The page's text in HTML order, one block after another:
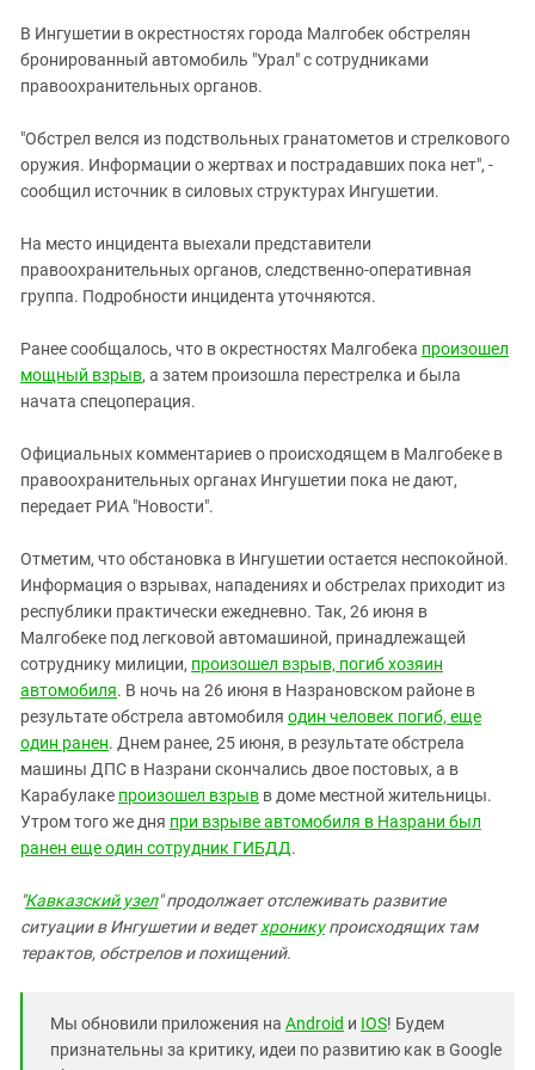
КАВКАЗ ЗА ПАЛЕСТИНУ
ИНАКОМЫСЛИЕ В ЧЕЧНЕ
ПРЕСЛЕДОВАНИЕ АКТИВИСТОВ
Ингушетия
Кабардино-Балкария
Калмыкия
Карачаево-Черкесия
Краснодарский край
Нагорный Карабах
Российская Федерация
Северная Осетия - Алания
Чечня
Южная Осетия
ЮФО
В Ингушетии в окрестностях города Малгобек обстрелян
бронированный автомобиль "Урал" с сотрудниками
правоохранительных органов.
"Обстрел велся из подствольных гранатометов и стрелкового
оружия. Информации о жертвах и пострадавших пока нет", -
сообщил источник в силовых структурах Ингушетии.
На место инцидента выехали представители
правоохранительных органов, следственно-оперативная
группа. Подробности инцидента уточняются.
Ранее сообщалось, что в окрестностях Малгобека произошел
мощный взрыв, а затем произошла перестрелка и была
начата спецоперация.
Официальных комментариев о происходящем в Малгобеке в
правоохранительных органах Ингушетии пока не дают,
передает РИА "Новости".
Отметим, что обстановка в Ингушетии остается неспокойной.
Информация о взрывах, нападениях и обстрелах приходит из
республики практически ежедневно. Так, 26 июня в
Малгобеке под легковой автомашиной, принадлежащей
сотруднику милиции, произошел взрыв, погиб хозяин
автомобиля. В ночь на 26 июня в Назрановском районе в
результате обстрела автомобиля один человек погиб, еще
один ранен. Днем ранее, 25 июня, в результате обстрела
машины ДПС в Назрани скончались двое постовых, а в
Карабулаке произошел взрыв в доме местной жительницы.
Утром того же дня при взрыве автомобиля в Назрани был
ранен еще один сотрудник ГИБДД.
"Кавказский узел" продолжает отслеживать развитие
ситуации в Ингушетии и ведетхроникупроисходящих там
терактов, обстрелов и похищений.
Мы обновили приложения на Android и IOS! Будем
признательны за критику, идеи по развитию как в Google